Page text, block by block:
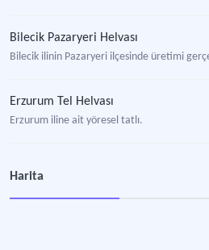
Bilecik Pazaryeri Helvası
Bilecik ilinin Pazaryeri ilçesinde üretimi
Erzurum Tel Helvası
Erzurum iline ait yöresel tatlı.
Harita